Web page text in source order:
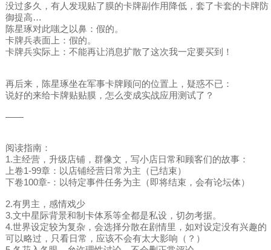
没过多久，有人发现贴了膜的卡牌副作用降低，套了卡套的卡牌防
御提高…
陈星琢对此嗤之以鼻：假的。
卡牌兵表面上：假的。
卡牌兵实际上：不能再让消息扩散了这次我一定要买到！
再后来，陈星琢坐在军事卡牌顾问的位置上，疑惑不已：
说好的来给卡牌贴贴膜，怎么变成实战应用测试了？
——
阅读指南：
1.主经营，升级店铺，群像文，写小店日常和顾客们的故事：
上卷1-99章：以店铺经营日常为主（已结束）
下卷100章-：以特定事件任务为主（即将结束，会有论坛体）
2.有男主，感情戏少
3.文中星际背景和制卡体系等全都是私设，切勿考据。
4.世界设定较为复杂，会选择分散在剧情里，如对设定没有兴趣的
可以略过，只看日常，应该不会有太大影响（？）